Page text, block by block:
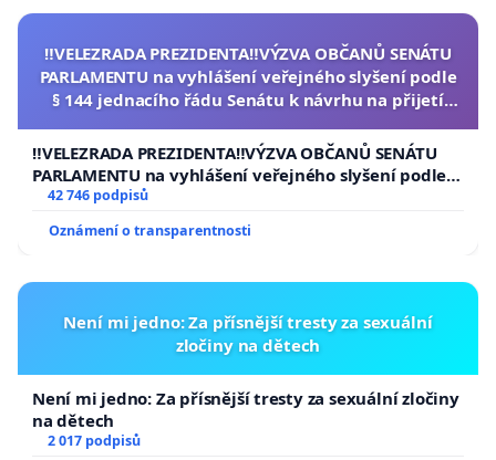
‼️VELEZRADA PREZIDENTA‼️VÝZVA OBČANŮ SENÁTU
PARLAMENTU na vyhlášení veřejného slyšení podle
§ 144 jednacího řádu Senátu k návrhu na přijetí
republiky
‼️VELEZRADA PREZIDENTA‼️VÝZVA OBČANŮ SENÁTU
PARLAMENTU na vyhlášení veřejného slyšení podle §
144 jednacího řádu Senátu k návrhu na přijetí
republiky
42 746 podpisů
Oznámení o transparentnosti
Není mi jedno: Za přísnější tresty za sexuální
zločiny na dětech
Není mi jedno: Za přísnější tresty za sexuální zločiny
na dětech
2 017 podpisů